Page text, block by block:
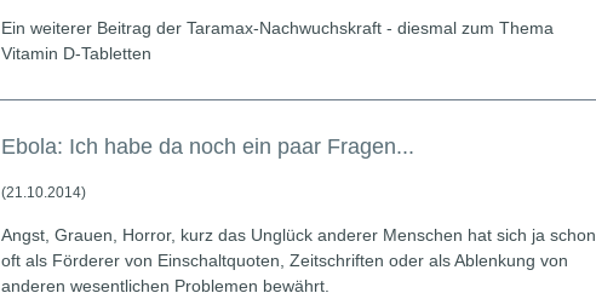
Ein weiterer Beitrag der Taramax-Nachwuchskraft - diesmal zum Thema
Vitamin D-Tabletten
Ebola: Ich habe da noch ein paar Fragen...
(21.10.2014)
Angst, Grauen, Horror, kurz das Unglück anderer Menschen hat sich ja schon
oft als Förderer von Einschaltquoten, Zeitschriften oder als Ablenkung von
anderen wesentlichen Problemen bewährt.